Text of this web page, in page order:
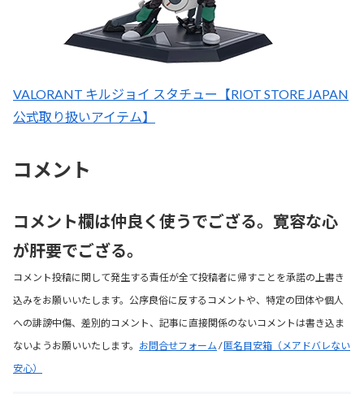
VALORANT キルジョイ スタチュー【RIOT STORE JAPAN
公式取り扱いアイテム】
コメント
コメント欄は仲良く使うでござる。寛容な心
が肝要でござる。
コメント投稿に関して発生する責任が全て投稿者に帰すことを承諾の上書き
込みをお願いいたします。公序良俗に反するコメントや、特定の団体や個人
への誹謗中傷、差別的コメント、記事に直接関係のないコメントは書き込ま
ないようお願いいたします。 お問合せフォーム /匿名目安箱（メアドバレない
安心）